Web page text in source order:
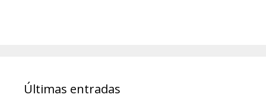
Últimas entradas